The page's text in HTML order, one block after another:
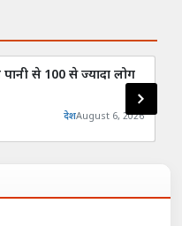
पानी से 100 से ज्यादा लोग
देशAugust 6, 2026